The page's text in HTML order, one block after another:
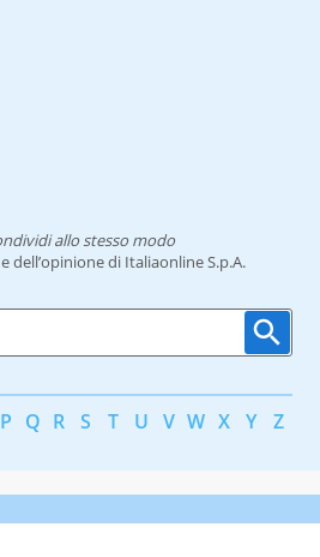
allo stesso modo
di Italiaonline S.p.A.
P Q R S T U V W X Y Z